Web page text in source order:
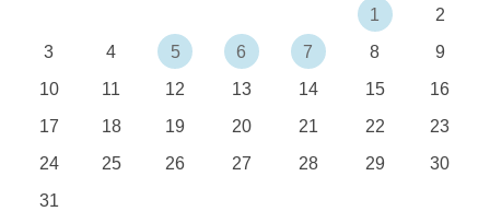
1
2
3
4 5 6 7 8
9
10
11 12 13 14 15
16
17
18 19 20 21 22
23
24
25 26 27 28 29
30
31